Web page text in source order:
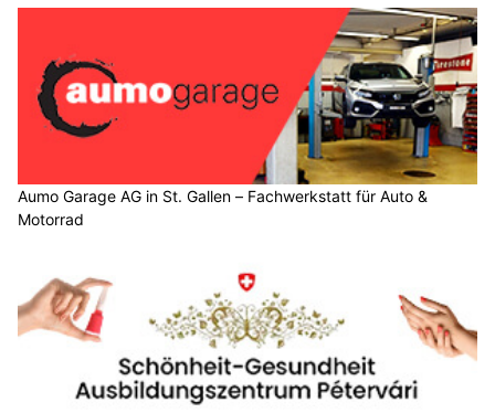
Aumo Garage AG in St. Gallen – Fachwerkstatt für Auto &
Motorrad